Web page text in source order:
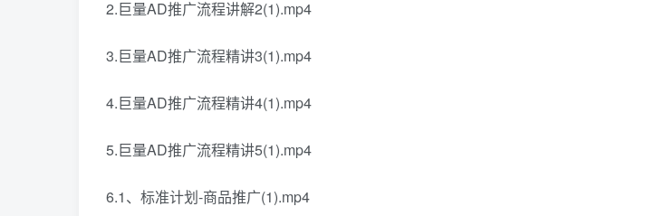
2.巨量AD推广流程讲解2(1).mp4
3.巨量AD推广流程精讲3(1).mp4
4.巨量AD推广流程精讲4(1).mp4
5.巨量AD推广流程精讲5(1).mp4
6.1、标准计划-商品推广(1).mp4